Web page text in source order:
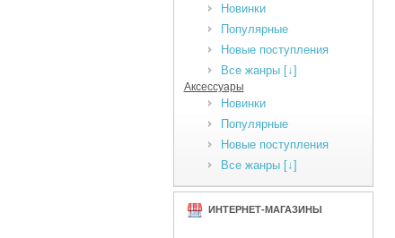
Новинки
Популярные
Новые поступления
Все жанры [↓]
Аксессуары
Новинки
Популярные
Новые поступления
Все жанры [↓]
ИНТЕРНЕТ-МАГАЗИНЫ